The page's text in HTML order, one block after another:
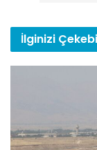
İlginizi